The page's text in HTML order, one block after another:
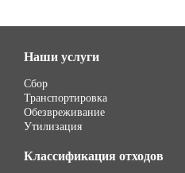
Наши услуги
Сбор
Транспортировка
Обезвреживание
Утилизация
Классификация отходов